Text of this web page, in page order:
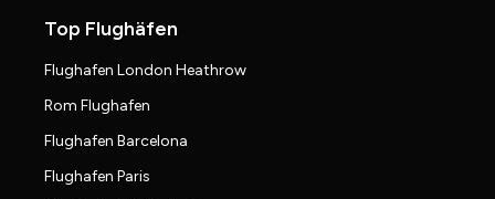
Top Flughäfen
Flughafen London Heathrow
Rom Flughafen
Flughafen Barcelona
Flughafen Paris